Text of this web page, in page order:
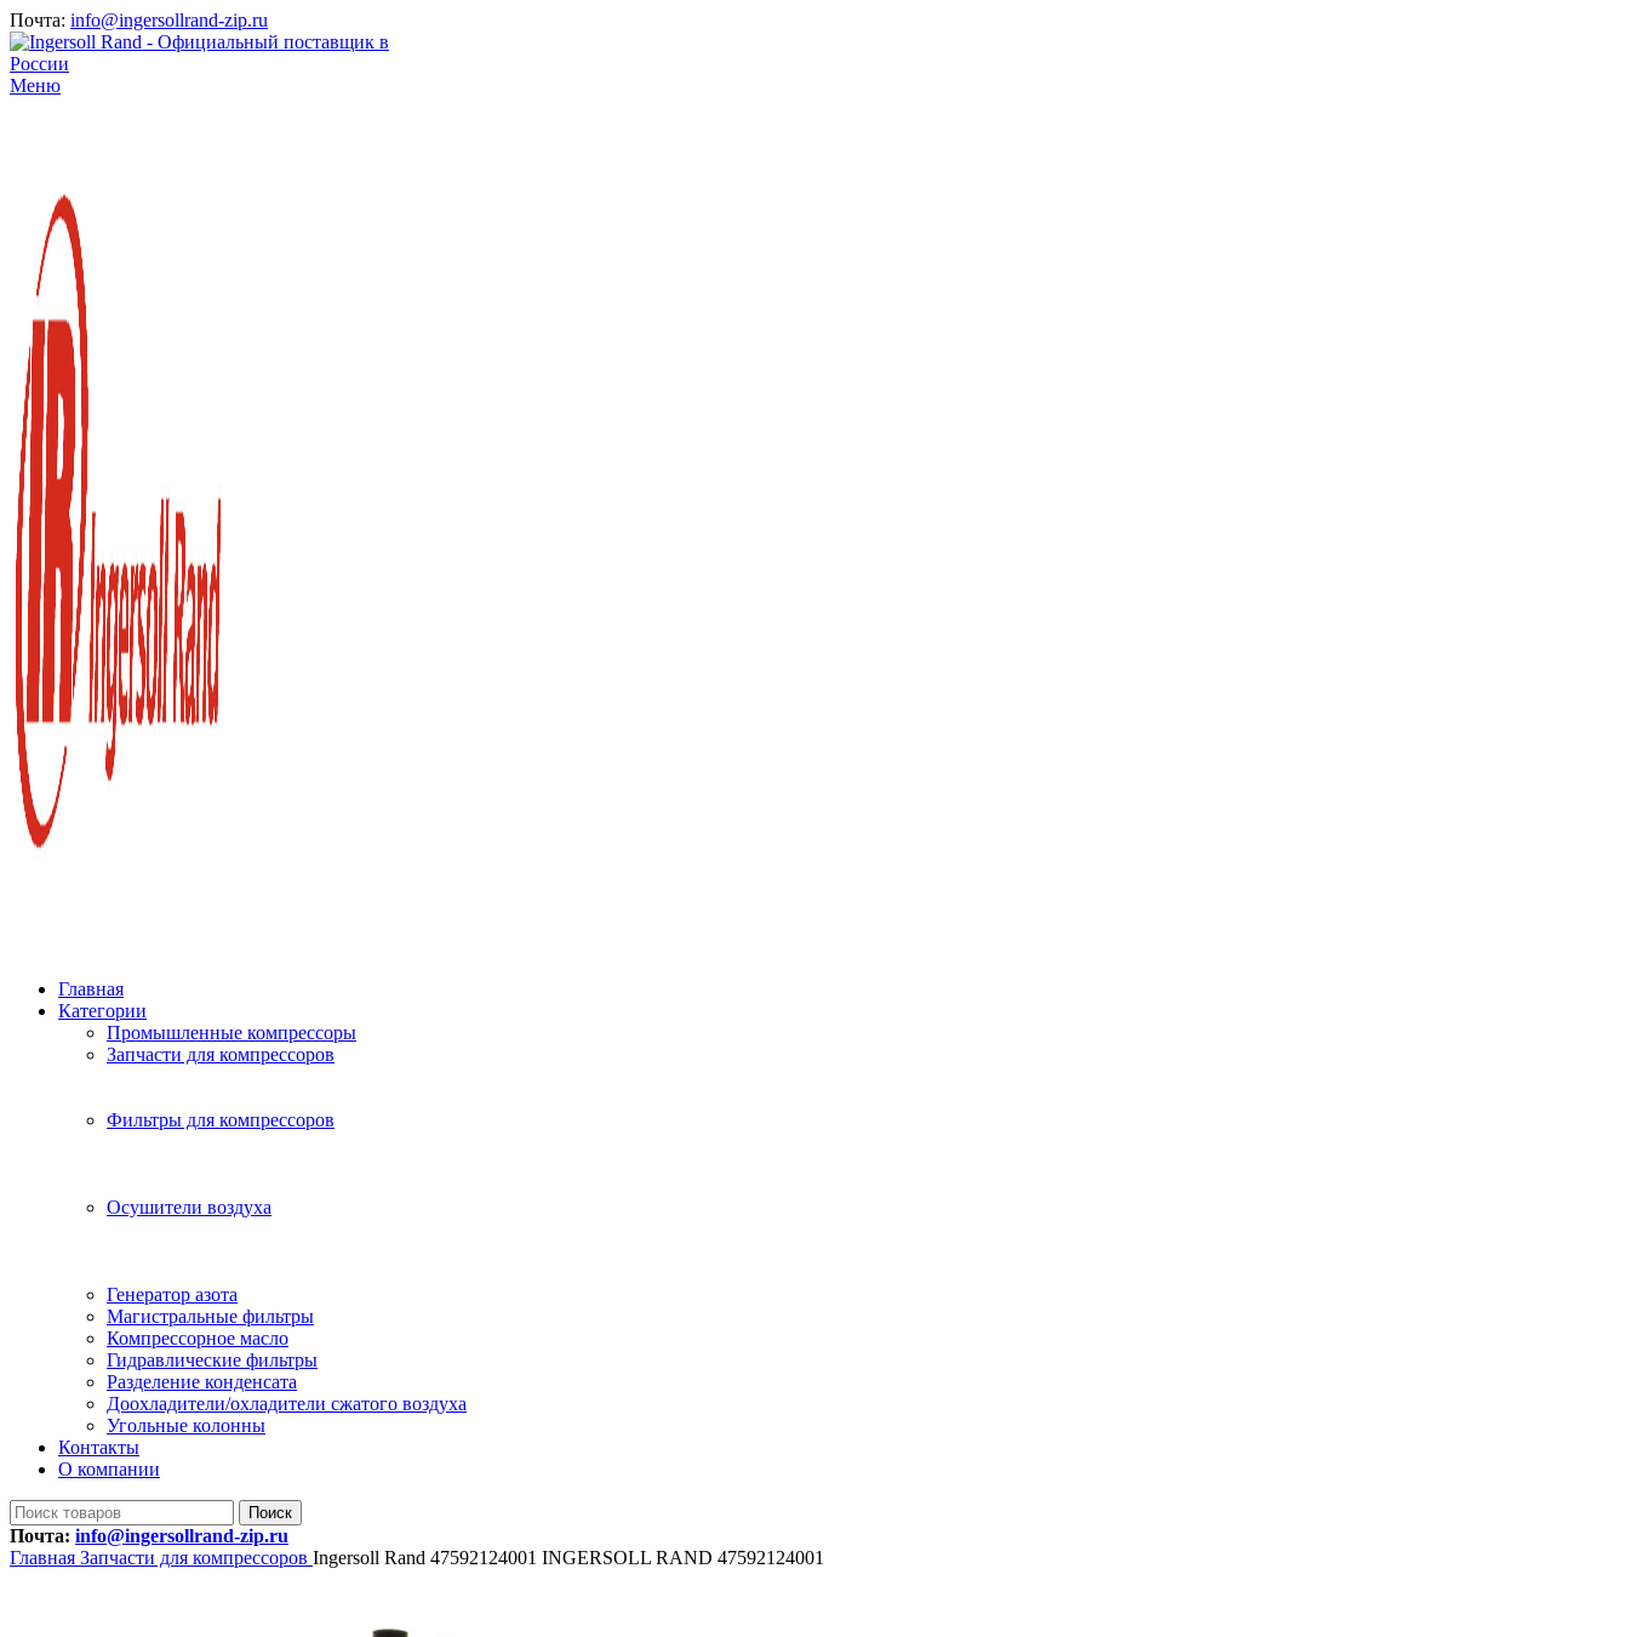
Почта: info@ingersollrand-zip.ru
Меню
Главная
Категории
Промышленные компрессоры
Запчасти для компрессоров
Фильтры для компрессоров
Осушители воздуха
Генератор азота
Магистральные фильтры
Компрессорное масло
Гидравлические фильтры
Разделение конденсата
Доохладители/охладители сжатого воздуха
Угольные колонны
Контакты
О компании
Поиск
Почта: info@ingersollrand-zip.ru
Главная Запчасти для компрессоров Ingersoll Rand 47592124001 INGERSOLL RAND 47592124001